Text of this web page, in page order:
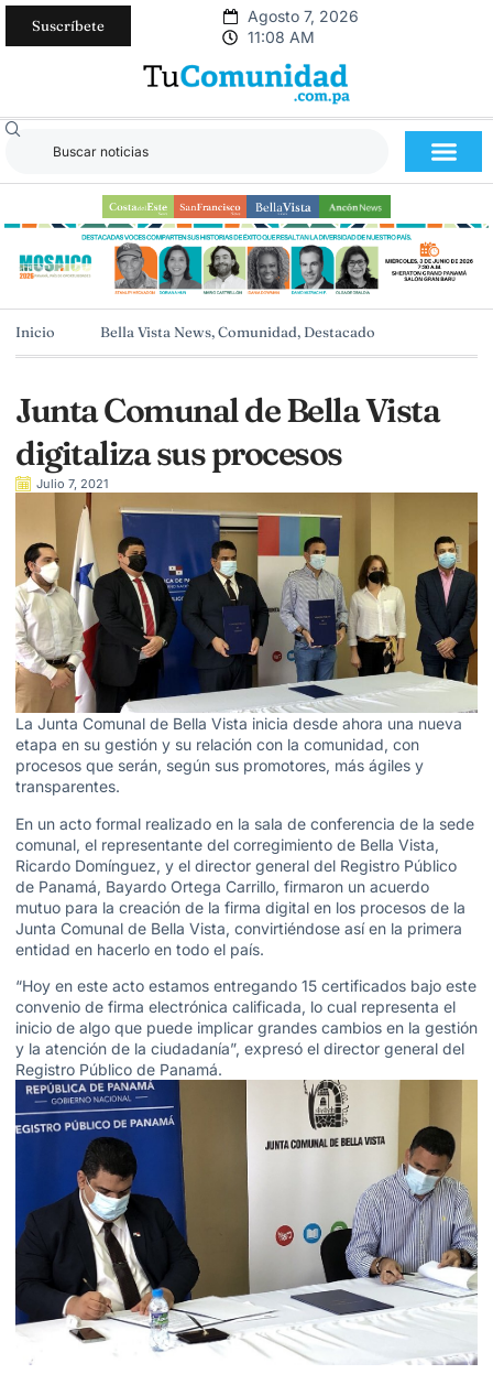
Suscríbete
Agosto 7, 2026
11:08 AM
Inicio Bella Vista News,Comunidad, Destacado
Junta Comunal de Bella Vista
digitaliza sus procesos
Julio 7, 2021
La Junta Comunal de Bella Vista inicia desde ahora una nueva
etapa en su gestión y su relación con la comunidad, con
procesos que serán, según sus promotores, más ágiles y
transparentes.
En un acto formal realizado en la sala de conferencia de la sede
comunal, el representante del corregimiento de Bella Vista,
Ricardo Domínguez, y el director general del Registro Público
de Panamá, Bayardo Ortega Carrillo, firmaron un acuerdo
mutuo para la creación de la firma digital en los procesos de la
Junta Comunal de Bella Vista, convirtiéndose así en la primera
entidad en hacerlo en todo el país.
“Hoy en este acto estamos entregando 15 certificados bajo este
convenio de firma electrónica calificada, lo cual representa el
inicio de algo que puede implicar grandes cambios en la gestión
y la atención de la ciudadanía”, expresó el director general del
Registro Público de Panamá.